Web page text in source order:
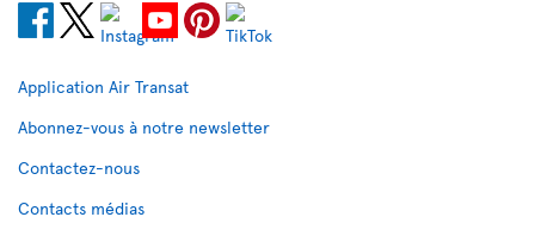
Application Air Transat
Abonnez-vous à notre newsletter
Contactez-nous
Contacts médias